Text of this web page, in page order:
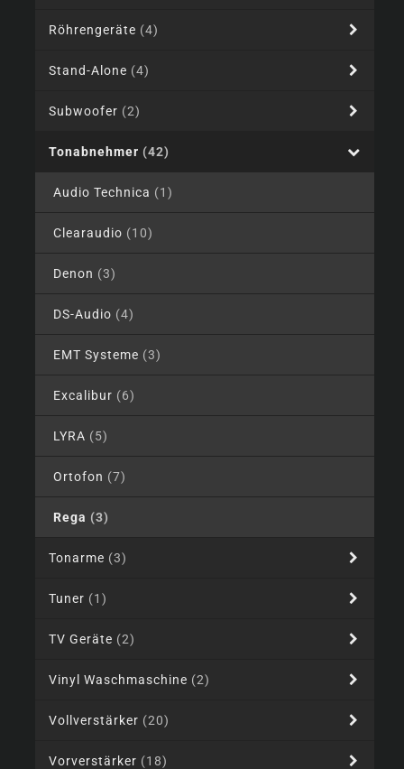
Röhrengeräte (4)
Stand-Alone (4)
Subwoofer (2)
Tonabnehmer (42)
Audio Technica (1)
Clearaudio (10)
Denon (3)
DS-Audio (4)
EMT Systeme (3)
Excalibur (6)
LYRA (5)
Ortofon (7)
Rega (3)
Tonarme (3)
Tuner (1)
TV Geräte (2)
Vinyl Waschmaschine (2)
Vollverstärker (20)
Vorverstärker (18)